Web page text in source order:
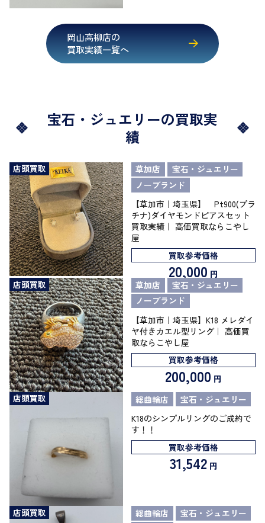
岡山高柳店の
買取実績一覧へ
宝石・ジュエリーの買取実
績
店頭買取 草加店
宝石・ジュエリー
ノーブランド
【草加市｜埼玉県】 Pt900(プラ
チナ)ダイヤモンドピアスセット
買取実績｜ 高価買取ならこやし
屋
買取参考価格
20,000 円
店頭買取
草加店
宝石・ジュエリー
ノーブランド
【草加市｜埼玉県】K18 メレダイ
ヤ付きカエル型リング｜ 高価買
取ならこやし屋
買取参考価格
200,000 円
店頭買取
総曲輪店
宝石・ジュエリー
K18のシンプルリングのご成約で
す！！
買取参考価格
31,542 円
店頭買取 総曲輪店
宝石・ジュエリー